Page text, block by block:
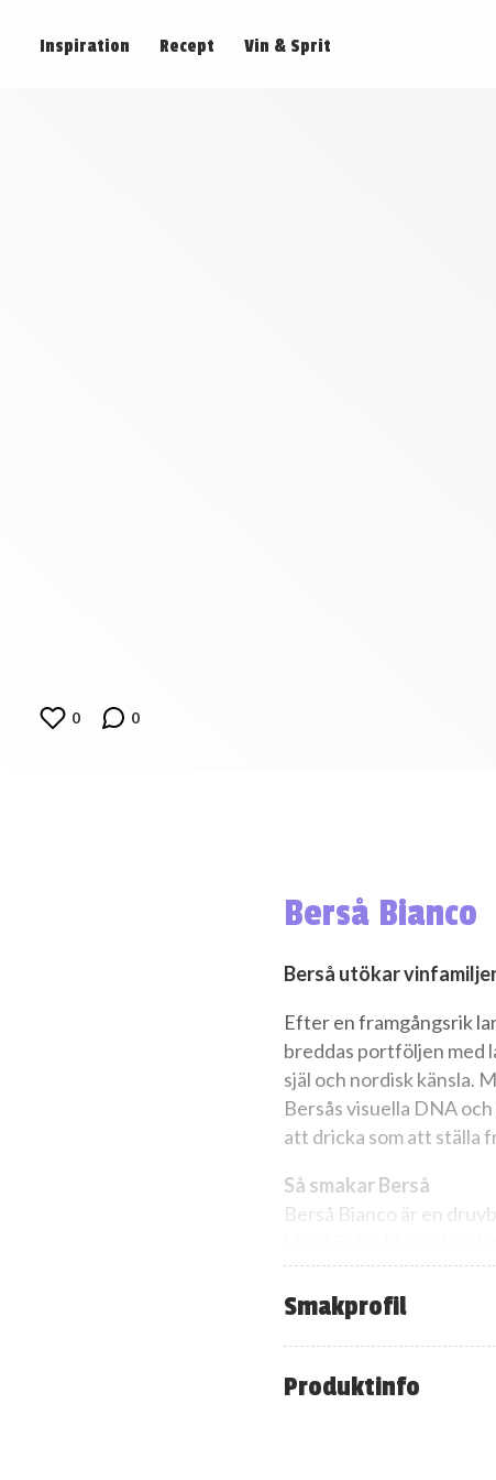
Inspiration Recept Vin & Sprit
0 0
Berså Bianco
Berså utökar
Efter en framgångsrik
breddas portföljen med
själ och nordisk känsla.
Bersås visuella DNA
att dricka som att ställa
Så smakar Berså
Berså Bianco är en
Samtidigt på tallriken
Berså Bianco gör sig
fisk, skaldjur,
Mönstret – Berså
Smakprofil
Produktinfo